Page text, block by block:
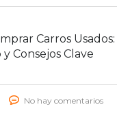
Carros Usados:
Consejos Clave
No hay comentarios